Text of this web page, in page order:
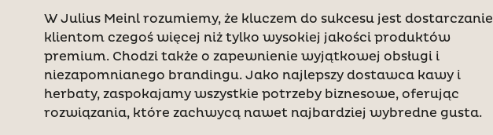
W Julius Meinl rozumiemy, że kluczem do sukcesu jest dostarczanie
klientom czegoś więcej niż tylko wysokiej jakości produktów
premium. Chodzi także o zapewnienie wyjątkowej obsługi i
niezapomnianego brandingu. Jako najlepszy dostawca kawy i
herbaty, zaspokajamy wszystkie potrzeby biznesowe, oferując
rozwiązania, które zachwycą nawet najbardziej wybredne gusta.